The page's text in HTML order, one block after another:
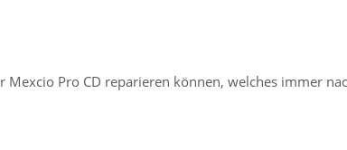
Pro CD reparieren können, welches immer